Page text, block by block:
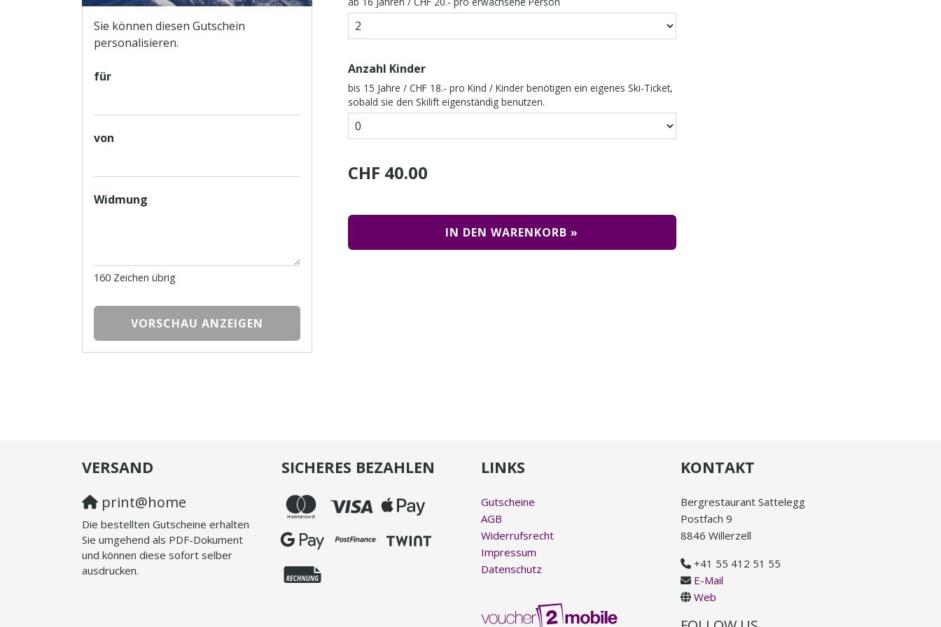
Sie können diesen Gutschein
personalisieren.
für
von
Widmung
160 Zeichen übrig
VORSCHAU ANZEIGEN
Anzahl Kinder
bis 15 Jahre / CHF 18.- pro Kind / Kinder benötigen ein eigenes Ski-Ticket,
sobald sie den Skilift eigenständig benutzen.
CHF 40.00
IN DEN WARENKORB »
VERSAND
print@home
Die bestellten Gutscheine erhalten
Sie umgehend als PDF-Dokument
und können diese sofort selber
ausdrucken.
SICHERES BEZAHLEN LINKS
Gutscheine
AGB
Widerrufsrecht
Impressum
Datenschutz
KONTAKT
Bergrestaurant Sattelegg
Postfach 9
8846 Willerzell
+41 55 412 51 55
E-Mail
Web